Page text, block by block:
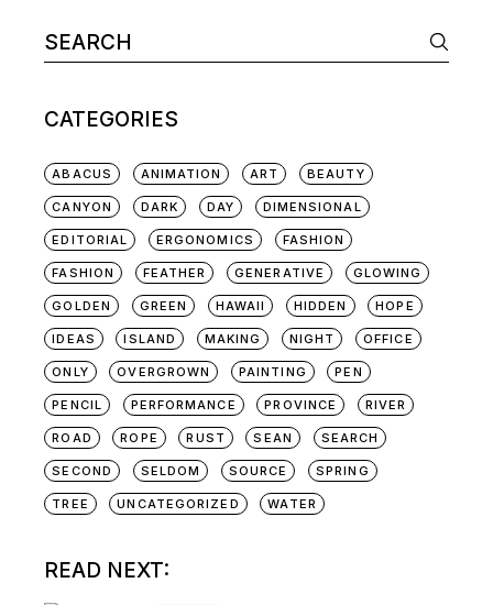
Search
for:
CATEGORIES
ABACUS ANIMATION ART BEAUTY
CANYON DARK DAY DIMENSIONAL
EDITORIAL ERGONOMICS FASHION
FASHION FEATHER GENERATIVE GLOWING
GOLDEN GREEN HAWAII HIDDEN HOPE
IDEAS ISLAND MAKING NIGHT OFFICE
ONLY OVERGROWN PAINTING PEN
PENCIL PERFORMANCE PROVINCE RIVER
ROAD ROPE RUST SEAN SEARCH
SECOND SELDOM SOURCE SPRING
TREE UNCATEGORIZED WATER
READ NEXT: